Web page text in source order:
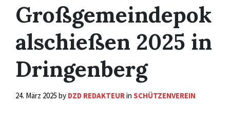
Großgemeindepok
alschießen 2025 in
Dringenberg
24. März 2025 by DZD REDAKTEURin SCHÜTZENVEREIN